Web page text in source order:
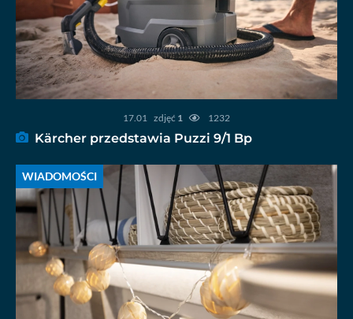
17.01 zdjęć 1 1232
Kärcher przedstawia Puzzi 9/1 Bp
WIADOMOŚCI